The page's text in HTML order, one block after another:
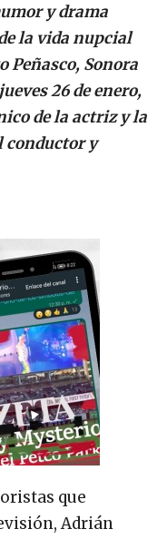
y drama
la vida nupcial
Peñasco, Sonora
26 de enero,
de la actriz y la
conductor y
que
Adrián